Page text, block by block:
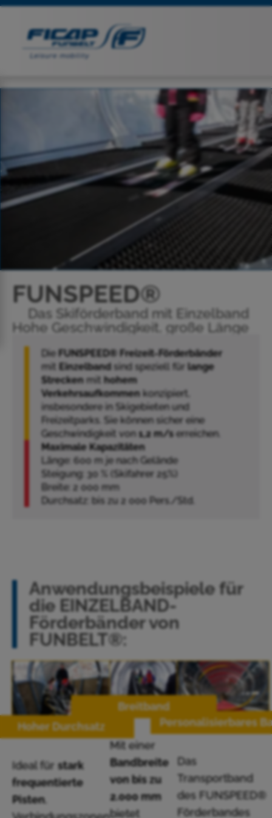
FUNSPEED®
Das Skiförderband mit Einzelband
Hohe Geschwindigkeit, große Länge
Die FUNSPEED® Freizeit-Förderbänder
mit Einzelband sind speziell für lange
Strecken mit hohem
Verkehrsaufkommen konzipiert,
insbesondere in Skigebieten und
Freizeitparks. Sie können sicher eine
Geschwindigkeit von 1,2 m/s erreichen.
Maximale Kapazitäten
Länge: 600 m je nach Gelände
Steigung: 30 % (Skifahrer 25%)
Breite: 2 000 mm
Durchsatz: bis zu 2 000 Pers./Std.
Anwendungsbeispiele für
die EINZELBAND-
Förderbänder von
FUNBELT®:
Hoher Durchsatz
Ideal für stark
frequentierte
Pisten,
Breitband
Mit einer
Bandbreite
von bis zu
2.000 mm
bietet
Personalisierbares
Das
Transportband
des FUNSPEED®
Förderbandes